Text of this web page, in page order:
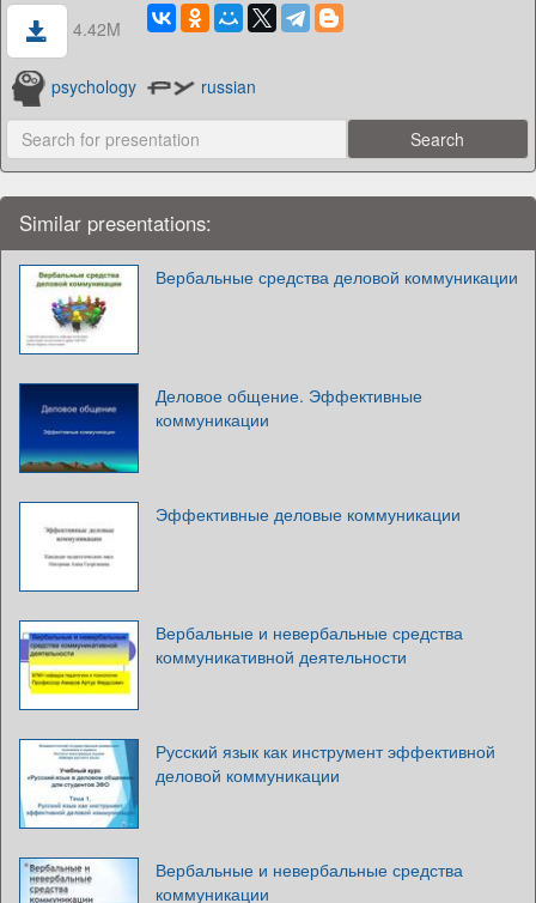
4.42M
psychology russian
Similar presentations:
Вербальные средства деловой коммуникации
Деловое общение. Эффективные
коммуникации
Эффективные деловые коммуникации
Вербальные и невербальные средства
коммуникативной деятельности
Русский язык как инструмент эффективной
деловой коммуникации
Вербальные и невербальные средства
коммуникации